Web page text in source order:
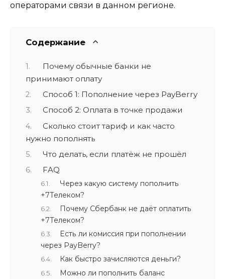
операторами связи в данном регионе.
Содержание
Почему обычные банки не
принимают оплату
Способ 1: Пополнение через PayBerry
Способ 2: Оплата в точке продажи
Сколько стоит тариф и как часто
нужно пополнять
Что делать, если платёж не прошёл
FAQ
Через какую систему пополнить
+7Телеком?
Почему Сбербанк не даёт оплатить
+7Телеком?
Есть ли комиссия при пополнении
через PayBerry?
Как быстро зачисляются деньги?
Можно ли пополнить баланс